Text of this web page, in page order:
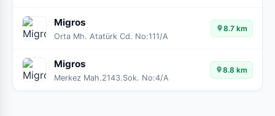
Migros
Orta Mh. Atatürk Cd. No:111/A
8.7 km
Migros
Merkez Mah.2143.Sok. No:4/A
8.8 km